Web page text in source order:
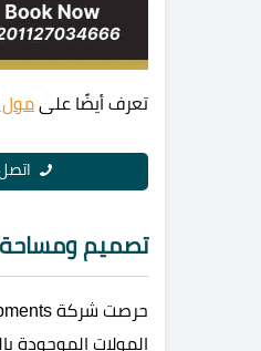
تعرف أيضًا على مول
اتصل
تصميم ومساحة
المولات الموجودة